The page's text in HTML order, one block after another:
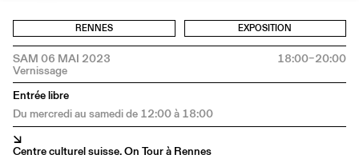
RENNES EXPOSITION
SAM 06 MAI 2023 18:00–20:00
Entrée libre
Du mercredi au samedi de 12:00 à 18:00
↘
Centre culturel suisse. On Tour à Rennes